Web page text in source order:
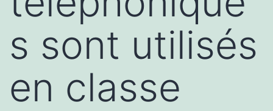
s sont utilisés
en classe